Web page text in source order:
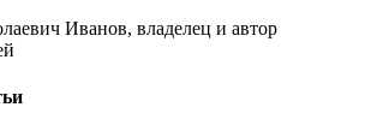
Иванов, владелец и автор